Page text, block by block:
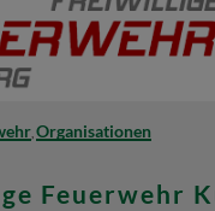
Organisationen
Feuerwehr